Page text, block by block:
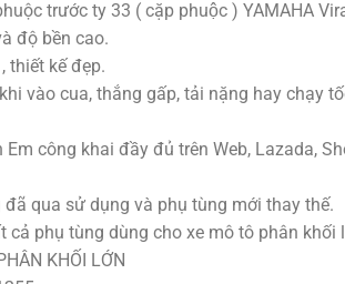
trước ty 33 ( cặp phuộc ) YAMAHA
độ bền cao.
thiết kế đẹp.
vào cua, thắng gấp, tải nặng hay chạy
Em công khai đầy đủ trên Web, Lazada,
qua sử dụng và phụ tùng mới thay thế.
cả phụ tùng dùng cho xe mô tô phân
KHỐI LỚN